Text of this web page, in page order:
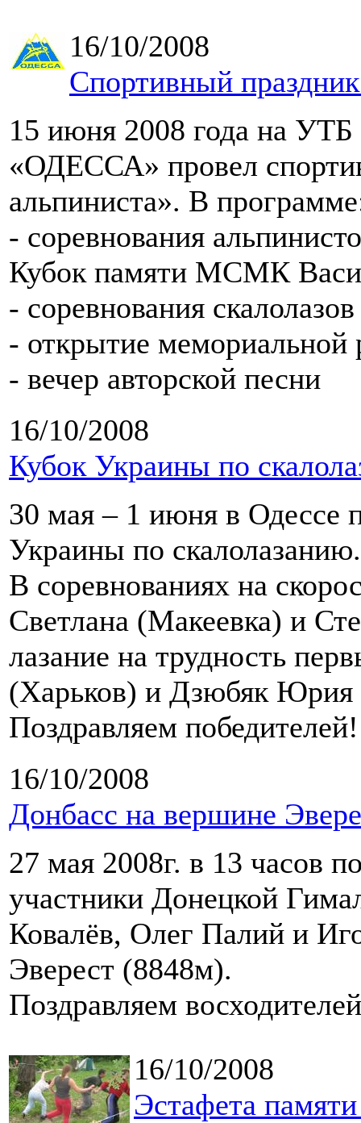
16/10/2008
Спортивный
15 июня 2008 года на
«ОДЕССА» провел
альпиниста». В
- соревнования
Кубок памяти МСМК
- соревнования
- открытие мемориальной
- вечер авторской песни
16/10/2008
Кубок Украины по
30 мая – 1 июня в Одессе
Украины по скалолазанию.
В соревнованиях на
Светлана (Макеевка) и
лазание на трудность
(Харьков) и Дзюбяк Юрия
Поздравляем победителей!
16/10/2008
Донбасс на вершине
27 мая 2008г. в 13 часов
участники Донецкой
Ковалёв, Олег Палий и
Эверест (8848м).
Поздравляем
16/10/2008
Эстафета